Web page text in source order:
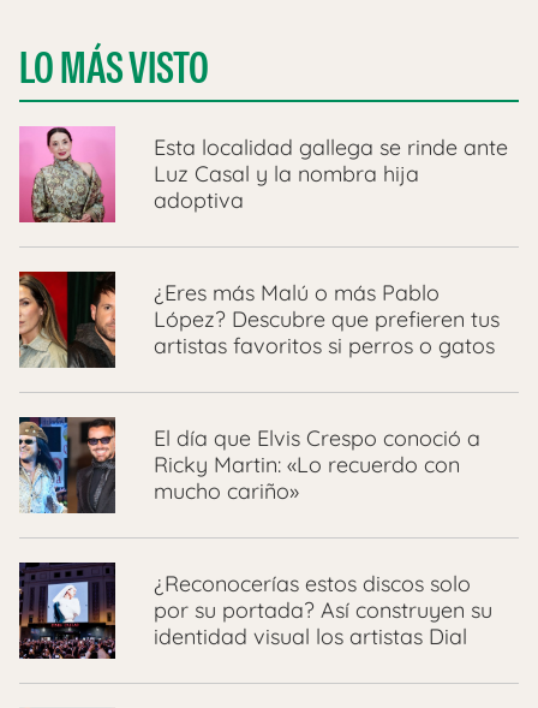
LO MÁS VISTO
Esta localidad gallega se rinde ante
Luz Casal y la nombra hija
adoptiva
¿Eres más Malú o más Pablo
López? Descubre que prefieren tus
artistas favoritos si perros o gatos
El día que Elvis Crespo conoció a
Ricky Martin: «Lo recuerdo con
mucho cariño»
¿Reconocerías estos discos solo
por su portada? Así construyen su
identidad visual los artistas Dial